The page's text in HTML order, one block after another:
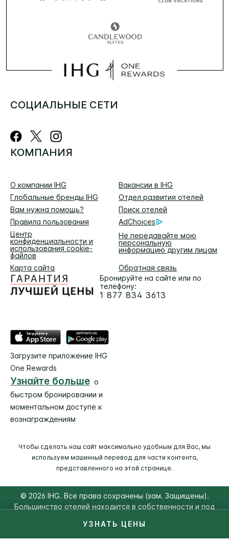
УЗНАТЬ ЦЕНЫ
СОЦИАЛЬНЫЕ СЕТИ
КОМПАНИЯ
О компании IHG
Вакансии в IHG
Глобальные бренды IHG
Отдел развития отелей
Вам нужна помощь?
Поиск отелей
Правила пользования
AdChoices
Центр
конфиденциальности и
использования cookie-
файлов
Не передавайте мою
персональную
информацию другим лицам
Карта сайта
Обратная связь
Бронируйте на сайте или по
телефону:
1 877 834 3613
Загрузите приложение IHG
One Rewards
Узнайте больше о
быстром бронировании и
моментальном доступе к
вознаграждениям
Чтобы сделать наш сайт максимально удобным для Вас, мы
используем машинный перевод для части контента,
представленного на этой странице.
© 2026 IHG. Все права сохранены (зам. Защищены).
Большинство отелей находится в собственности и под